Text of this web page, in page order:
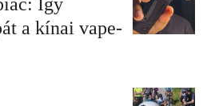
Így
a kínai vape-